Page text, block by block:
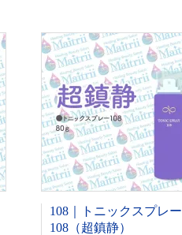
108｜トニックスプレー
108（超鎮静）